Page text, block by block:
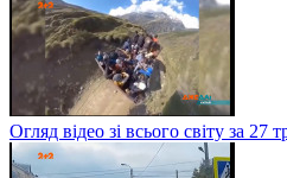
Огляд відео зі всього світу за 27